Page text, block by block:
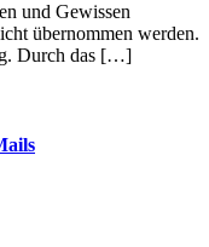
und Gewissen
übernommen werden.
Durch das […]